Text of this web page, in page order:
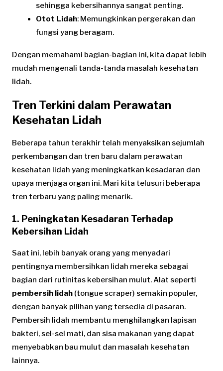
sehingga kebersihannya sangat penting.
Otot Lidah: Memungkinkan pergerakan dan
fungsi yang beragam.
Dengan memahami bagian-bagian ini, kita dapat lebih
mudah mengenali tanda-tanda masalah kesehatan
lidah.
Tren Terkini dalam Perawatan
Kesehatan Lidah
Beberapa tahun terakhir telah menyaksikan sejumlah
perkembangan dan tren baru dalam perawatan
kesehatan lidah yang meningkatkan kesadaran dan
upaya menjaga organ ini. Mari kita telusuri beberapa
tren terbaru yang paling menarik.
1. Peningkatan Kesadaran Terhadap
Kebersihan Lidah
Saat ini, lebih banyak orang yang menyadari
pentingnya membersihkan lidah mereka sebagai
bagian dari rutinitas kebersihan mulut. Alat seperti
pembersih lidah (tongue scraper) semakin populer,
dengan banyak pilihan yang tersedia di pasaran.
Pembersih lidah membantu menghilangkan lapisan
bakteri, sel-sel mati, dan sisa makanan yang dapat
menyebabkan bau mulut dan masalah kesehatan
lainnya.